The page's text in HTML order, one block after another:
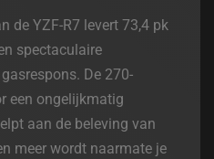
de YZF-R7 levert 73,4 pk
spectaculaire
De 270-
een ongelijkmatig
aan de beleving van
meer wordt naarmate je